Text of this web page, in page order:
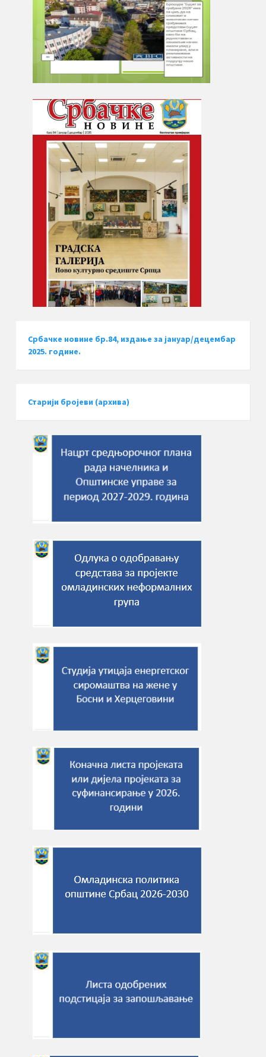
Србачке новине бр.84, издање за јануар/децембар
2025. године.
Старији бројеви (архива)